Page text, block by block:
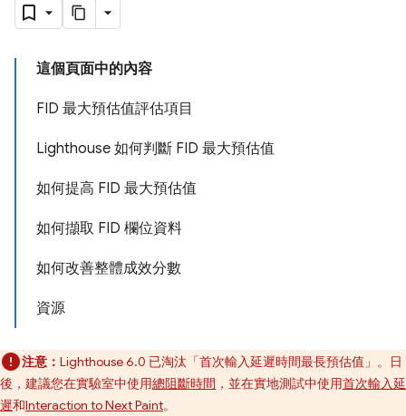
這個頁面中的內容
FID 最大預估值評估項目
Lighthouse 如何判斷 FID 最大預估值
如何提高 FID 最大預估值
如何擷取 FID 欄位資料
如何改善整體成效分數
資源
注意： Lighthouse 6.0 已淘汰「首次輸入延遲時間最長預估值」。日
後，建議您在實驗室中使用總阻斷時間 ，並在實地測試中使用首次輸入延
遲和Interaction to Next Paint。